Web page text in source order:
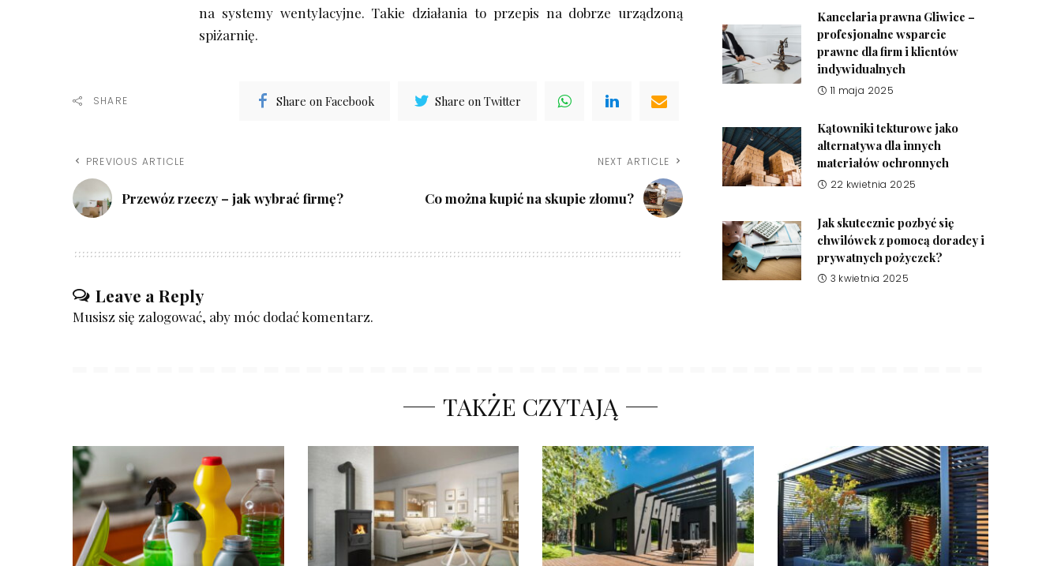
na systemy wentylacyjne. Takie działania to przepis na dobrze urządzoną
spiżarnię.
SHARE Share on Facebook Share on Twitter
PREVIOUS ARTICLE
Przewóz rzeczy – jak wybrać firmę?
NEXT ARTICLE
Co można kupić na skupie złomu?
Leave a Reply
Musisz się zalogować, aby móc dodać komentarz.
Kancelaria prawna Gliwice –
profesjonalne wsparcie
prawne dla firm i klientów
indywidualnych
11 maja 2025
Kątowniki tekturowe jako
alternatywa dla innych
materiałów ochronnych
22 kwietnia 2025
Jak skutecznie pozbyć się
chwilówek z pomocą doradcy i
prywatnych pożyczek?
3 kwietnia 2025
TAKŻE CZYTAJĄ